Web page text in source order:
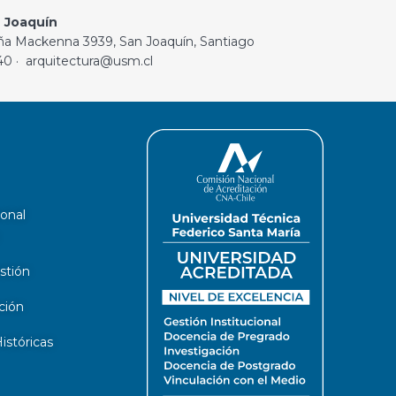
Joaquín
Mackenna 3939, San Joaquín, Santiago
· arquitectura@usm.cl